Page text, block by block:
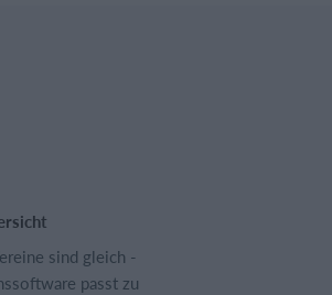
sind gleich -
passt zu